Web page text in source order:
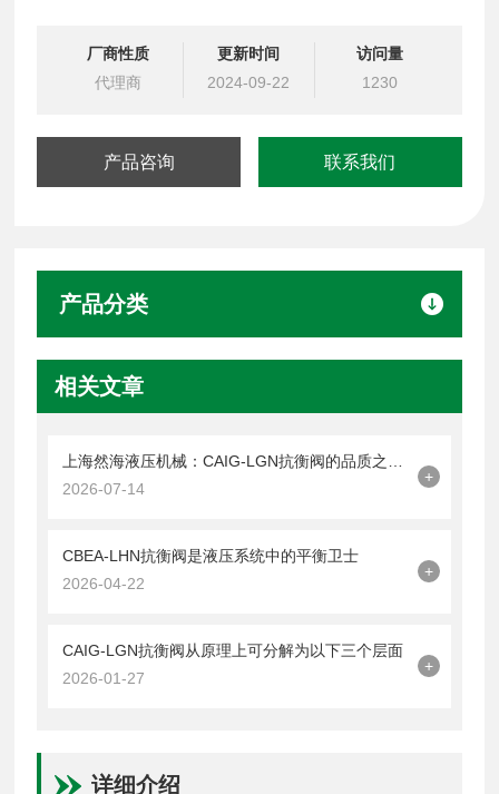
提供油路系统设计,油路块设计,阀块设计与选型
液压油缸，经销力士乐、派克、中国台湾北部等液压元件
厂商性质
代理商
更新时间
2024-09-22
访问量
1230
产品咨询 联系我们
产品分类
相关文章
2026-07-14
+
CBEA-LHN抗衡阀是液压系统中的平衡卫士
2026-04-22
+
CAIG-LGN抗衡阀从原理上可分解为以下三个层面
2026-01-27
+
详细介绍